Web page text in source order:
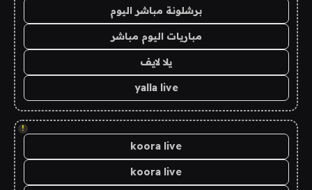
برشلونة مباشر اليوم
مباريات اليوم مباشر
يلا لايف
yalla live
!
koora live
koora live